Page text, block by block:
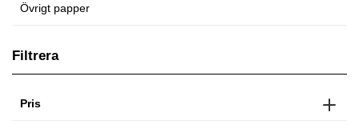
Övrigt papper
Filtrera
Pris